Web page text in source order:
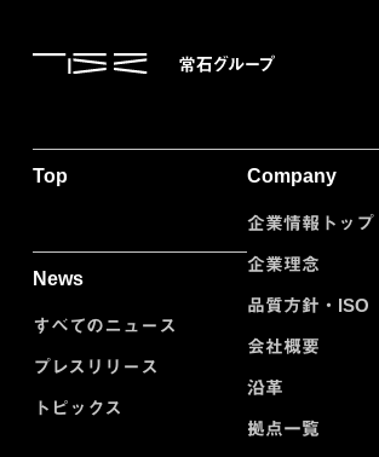
Top
News
すべてのニュース
プレスリリース
トピックス
Company
企業情報トップ
企業理念
品質方針・ISO
会社概要
沿革
拠点一覧